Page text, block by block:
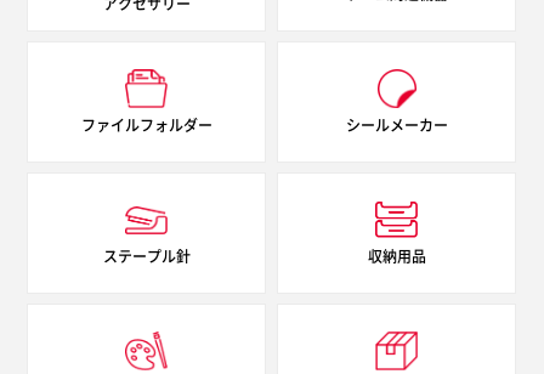
ファイルフォルダー シールメーカー
ステープル針 収納用品